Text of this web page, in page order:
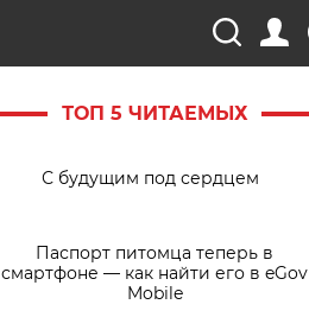
ТОП 5 ЧИТАЕМЫХ
С будущим под сердцем
Паспорт питомца теперь в
смартфоне — как найти его в eGov
Mobile